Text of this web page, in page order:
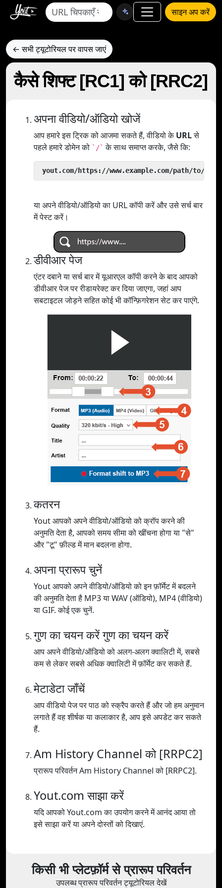
साइन अप करें
← सभी ट्यूटोरियल पर वापस जाएं
कैसे शिफ्ट [RC1] को [RRC2]
अपना वीडियो/ऑडियो खोजें
आप हमारे इस ट्रिक को आजमा सकते हैं, वीडियो केURLसे
पहले हमारे डोमेन को `/` के साथ समाप्त करके, जैसे कि:
yout.com/https://www.example.com/path/to/
या अपने वीडियो/ऑडियो का URL कॉपी करें और उसे सर्च बार
में पेस्ट करें।
डीवीआर पेज
एंटर दबाने या सर्च बार में यूआरएल कॉपी करने के बाद आपको
डीवीआर पेज पर रीडायरेक्ट कर दिया जाएगा, जहां आप
सबटाइटल जोड़ने सहित कोई भी कॉन्फ़िगरेशन सेट कर पाएंगे.
कतरन
Yout आपको अपने वीडियो/ऑडियो को क्रॉप करने की
अनुमति देता है, आपको समय सीमा को खींचना होगा या "से"
और "टू" फ़ील्ड में मान बदलना होगा.
अपना प्रारूप चुनें
Yout आपको अपने वीडियो/ऑडियो को इन फ़ॉर्मेट में बदलने
की अनुमति देता है MP3 या WAV (ऑडियो), MP4 (वीडियो)
या GIF. कोई एक चुनें.
गुण का चयन करें गुण का चयन करें
आप अपने वीडियो/ऑडियो को अलग-अलग क्वालिटी में, सबसे
कम से लेकर सबसे अधिक क्वालिटी में फ़ॉर्मेट कर सकते हैं.
मेटाडेटा जाँचें
आप वीडियो पेज पर पाठ को स्क्रैप करते हैं और जो हम अनुमान
लगाते हैं वह शीर्षक या कलाकार है, आप इसे अपडेट कर सकते
हैं.
Am History Channel को [RRPC2]
प्रारूप परिवर्तन Am History Channel को [RRPC2].
Yout.com साझा करें
यदि आपको Yout.com का उपयोग करने में आनंद आया तो
इसे साझा करें या अपने दोस्तों को दिखाएं.
किसी भी प्लेटफ़ॉर्म से प्रारूप परिवर्तन
उपलब्ध प्रारूप परिवर्तन ट्यूटोरियल देखें